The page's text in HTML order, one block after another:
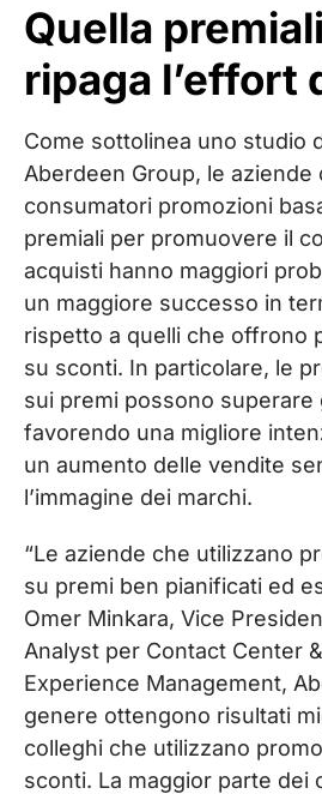
Quella
ripaga l’effort
Come sottolinea uno studio
Aberdeen Group, le
consumatori promozioni
premiali per promuovere il
acquisti hanno maggiori
un maggiore successo in
rispetto a quelli che offrono
su sconti. In particolare, le
sui premi possono superare
favorendo una migliore
un aumento delle vendite
l’immagine dei marchi.
“Le aziende che utilizzano
su premi ben pianificati ed
Omer Minkara, Vice
Analyst per Contact Center
Experience Management,
genere ottengono risultati
colleghi che utilizzano
sconti. La maggior parte dei